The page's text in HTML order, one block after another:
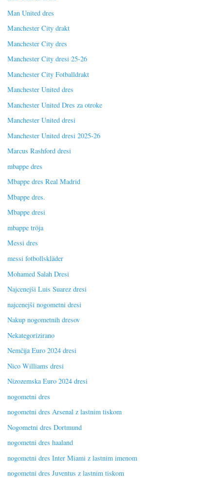
Man United dres
Manchester City drakt
Manchester City dres
Manchester City dresi 25-26
Manchester City Fotballdrakt
Manchester United dres
Manchester United Dres za otroke
Manchester United dresi
Manchester United dresi 2025-26
Marcus Rashford dresi
mbappe dres
Mbappe dres Real Madrid
Mbappe dres.
Mbappe dresi
mbappe tröja
Messi dres
messi fotbollskläder
Mohamed Salah Dresi
Najcenejši Luis Suarez dresi
najcenejši nogometni dresi
Nakup nogometnih dresov
Nekategorizirano
Nemčija Euro 2024 dresi
Nico Williams dresi
Nizozemska Euro 2024 dresi
nogometni dres
nogometni dres Arsenal z lastnim tiskom
Nogometni dres Dortmund
nogometni dres haaland
nogometni dres Inter Miami z lastnim imenom
nogometni dres Juventus z lastnim tiskom